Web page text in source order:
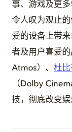
事、游戏及更
令人叹为观止
爱的设备上带
者及用户喜爱
Atmos）、 杜比
（Dolby
技，彻底改变娱